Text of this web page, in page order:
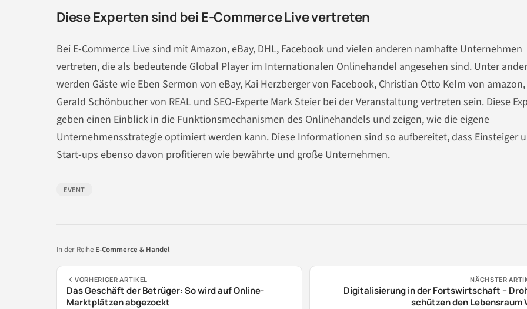
Diese Experten sind bei E-Commerce Live vertreten
Bei E-Commerce Live sind mit Amazon, eBay, DHL, Facebook und vielen anderen namhafte Unternehmen
vertreten, die als bedeutende Global Player im Internationalen Onlinehandel angesehen sind. Unter
werden Gäste wie Eben Sermon von eBay, Kai Herzberger von Facebook, Christian Otto Kelm von amazon,
Gerald Schönbucher von REAL und SEO-Experte Mark Steier bei der Veranstaltung vertreten sein. Diese
geben einen Einblick in die Funktionsmechanismen des Onlinehandels und zeigen, wie die eigene
Unternehmensstrategie optimiert werden kann. Diese Informationen sind so aufbereitet, dass Einsteiger
Start-ups ebenso davon profitieren wie bewährte und große Unternehmen.
EVENT
In der Reihe E-Commerce & Handel
VORHERIGER ARTIKEL
Das Geschäft der Betrüger: So wird auf Online-
Marktplätzen abgezockt
NÄCHSTER
Digitalisierung in der Fortswirtschaft –
schützen den Lebensraum